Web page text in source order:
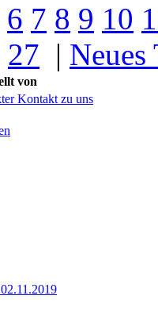
6 7 8 9 10
27 | Neues
von
Kontakt zu uns